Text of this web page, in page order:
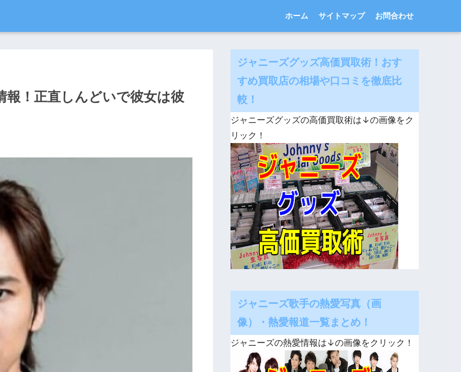
ホーム サイトマップ お問合わせ
報！正直しんどいで彼女は彼
ジャニーズグッズ高価買取術！おす
すめ買取店の相場や口コミを徹底比
較！
ジャニーズグッズの高価買取術は↓の画像をク
リック！
ジャニーズ歌手の熱愛写真（画
像）・熱愛報道一覧まとめ！
ジャニーズの熱愛情報は↓の画像をクリック！